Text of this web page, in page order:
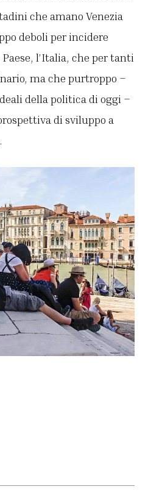
che amano Venezia
deboli per incidere
l’Italia, che per tanti
ma che purtroppo –
della politica di oggi –
di sviluppo a